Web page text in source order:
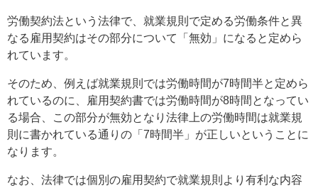
労働契約法という法律で、就業規則で定める労働条件と異
なる雇用契約はその部分について「無効」になると定めら
れています。
そのため、例えば就業規則では労働時間が7時間半と定めら
れているのに、雇用契約書では労働時間が8時間となってい
る場合、この部分が無効となり法律上の労働時間は就業規
則に書かれている通りの「7時間半」が正しいということに
なります。
なお、法律では個別の雇用契約で就業規則より有利な内容